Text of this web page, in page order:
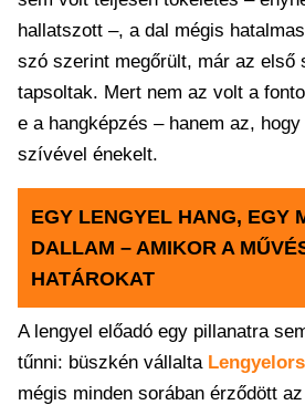
hallatszott –, a dal mégis
szó szerint megőrült, már az első
tapsoltak. Mert nem az volt a
e a hangképzés – hanem az,
szívével énekelt.
EGY LENGYEL HANG, EGY
DALLAM – AMIKOR A
HATÁROKAT
A lengyel előadó egy pillanatra
tűnni: büszkén vállalta
mégis minden sorában érződött